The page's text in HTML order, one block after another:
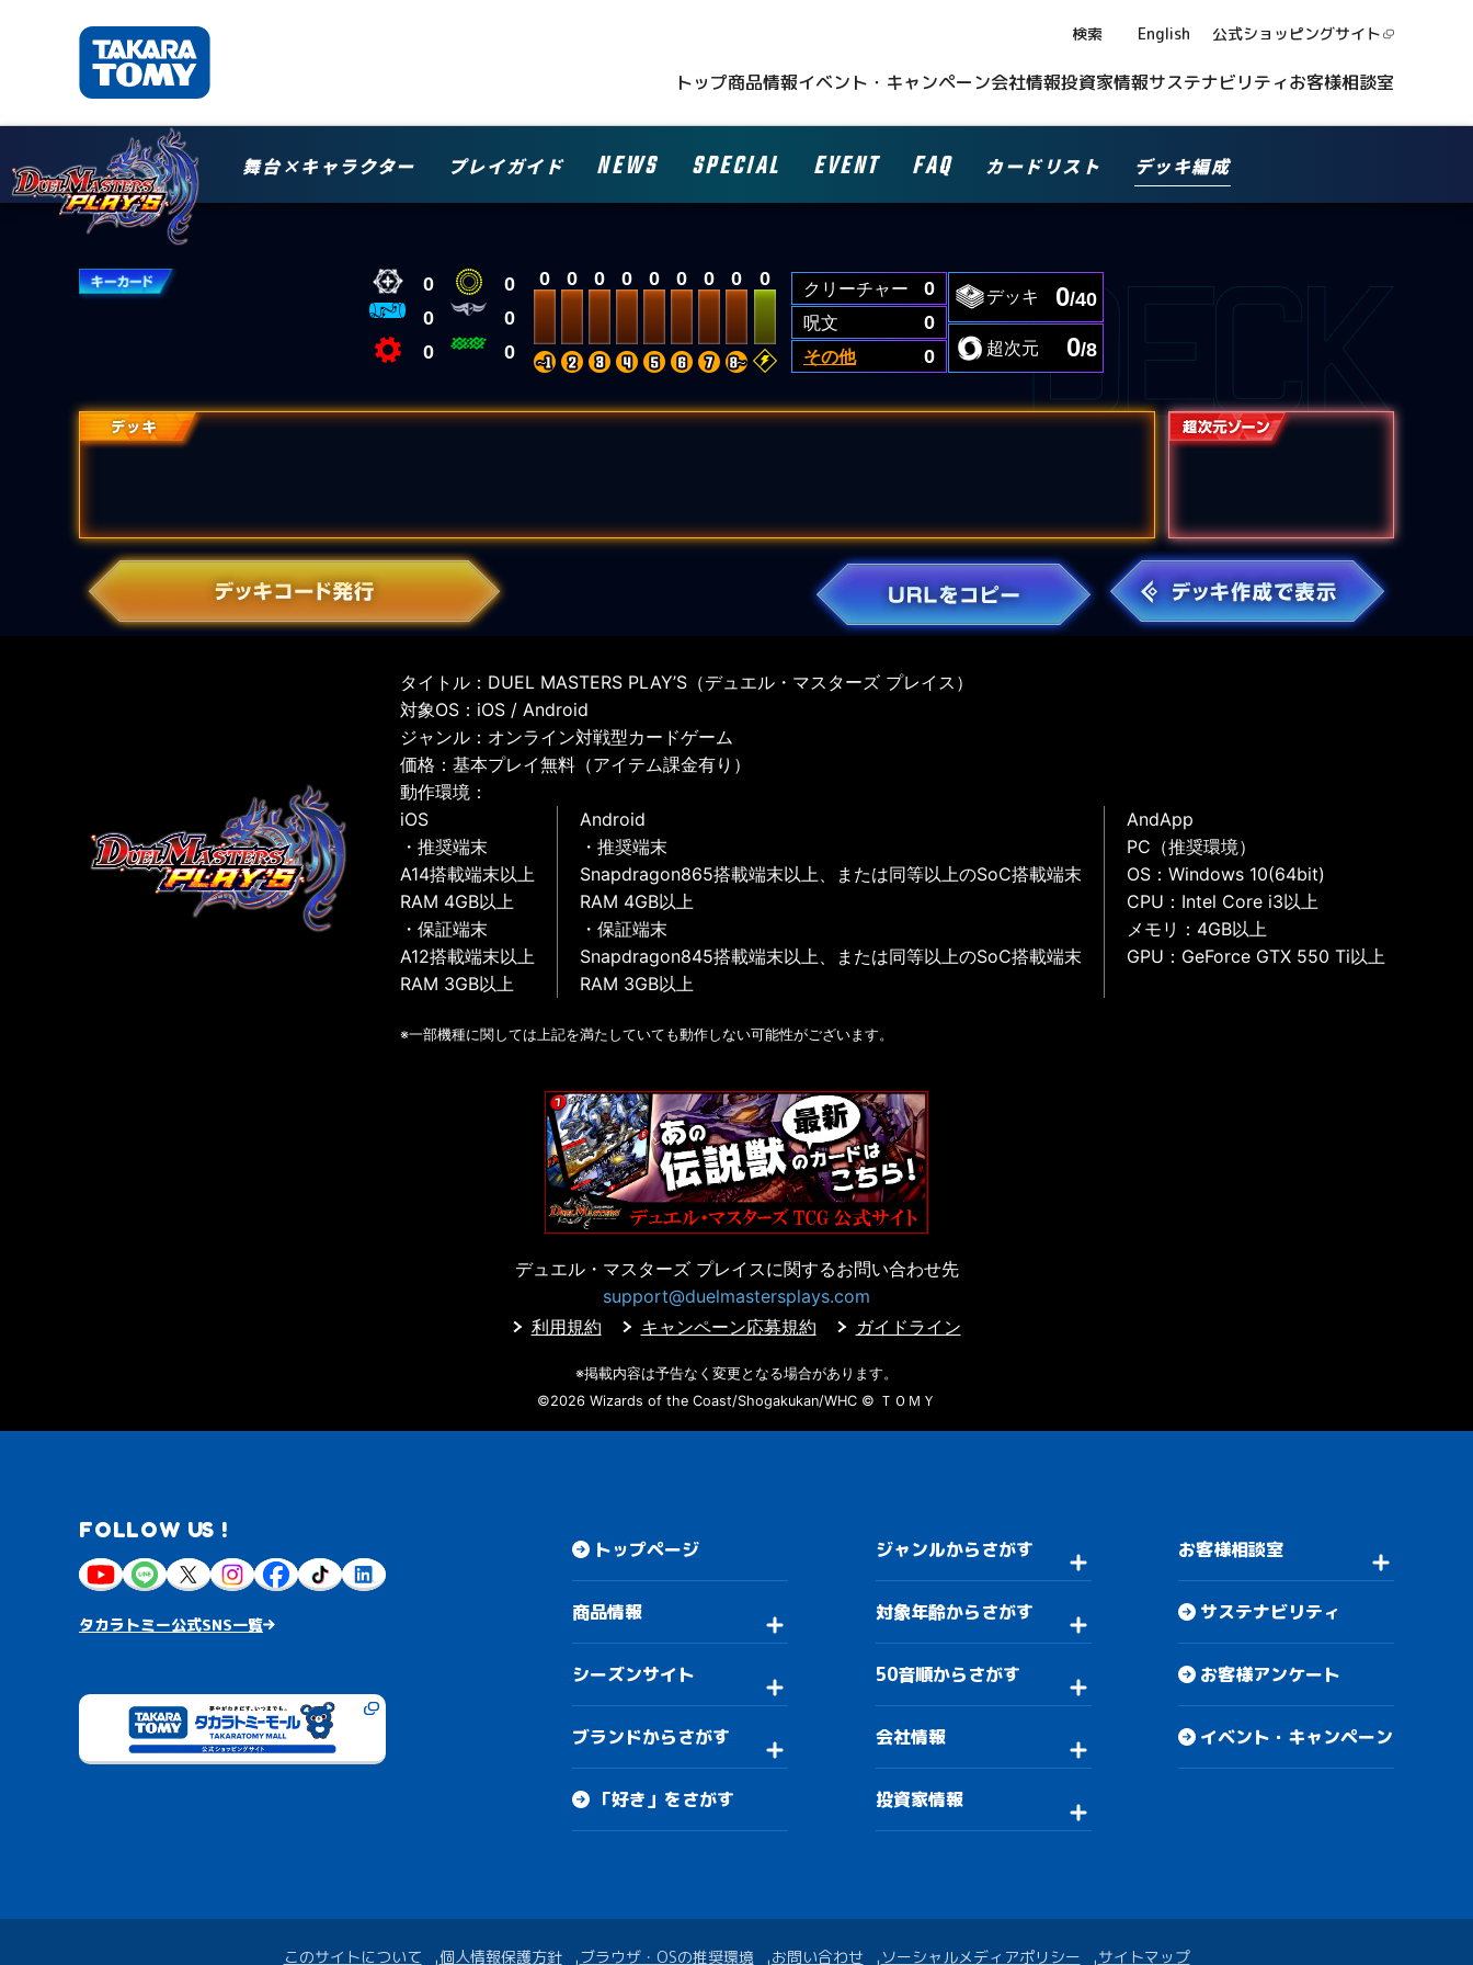
検索 English 公式ショッピングサイト
トップ商品情報イベント・キャンペーン会社情報投資家情報サステナビリティお客様相談室
舞台×キャラクター プレイガイド NEWS SPECIAL EVENT FAQ カードリスト デッキ編成
0
0
0
0
0
0
0 0 0 0 0 0 0 0 0 クリーチャー
0
呪文
0
その他
0
デッキ 0/40
超次元 0/8
タイトル：DUEL MASTERS PLAY’S（デュエル・マスターズ プレイス）
対象OS：iOS / Android
ジャンル：オンライン対戦型カードゲーム
価格：基本プレイ無料（アイテム課金有り）
動作環境：
iOS
・推奨端末
A14搭載端末以上
RAM 4GB以上
・保証端末
A12搭載端末以上
RAM 3GB以上
Android
・推奨端末
Snapdragon865搭載端末以上、または同等以上のSoC搭載端末
RAM 4GB以上
・保証端末
Snapdragon845搭載端末以上、または同等以上のSoC搭載端末
RAM 3GB以上
AndApp
PC（推奨環境）
OS：Windows 10(64bit)
CPU：Intel Core i3以上
メモリ：4GB以上
GPU：GeForce GTX 550 Ti以上
※一部機種に関しては上記を満たしていても動作しない可能性がございます。
デュエル・マスターズ プレイスに関するお問い合わせ先
support@duelmastersplays.com
利用規約
キャンペーン応募規約 ガイドライン
※掲載内容は予告なく変更となる場合があります。
©2026 Wizards of the Coast/Shogakukan/WHC © ＴＯＭＹ
FOLLOW US !
タカラトミー公式SNS一覧
トップページ
商品情報
シーズンサイト
ブランドからさがす
「好き」をさがす
ジャンルからさがす
対象年齢からさがす
50音順からさがす
会社情報
投資家情報
お客様相談室
サステナビリティ
お客様アンケート
イベント・キャンペーン
このサイトについて 個人情報保護方針 ブラウザ・OSの推奨環境 お問い合わせ ソーシャルメディアポリシー サイトマップ